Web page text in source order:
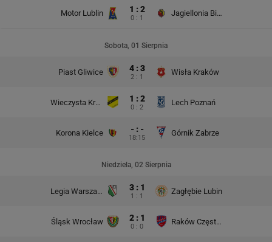
Motor Lublin 1 : 2
0 : 1
Jagiellonia Białystok
Sobota, 01 Sierpnia
Piast Gliwice 4 : 3
2 : 1
Wisła Kraków
Wieczysta Kraków 1 : 2
0 : 2
Lech Poznań
Korona Kielce - : -
18:15
Górnik Zabrze
Niedziela, 02 Sierpnia
Legia Warszawa 3 : 1
1 : 1
Zagłębie Lubin
Śląsk Wrocław 2 : 1
0 : 0
Raków Częstochowa